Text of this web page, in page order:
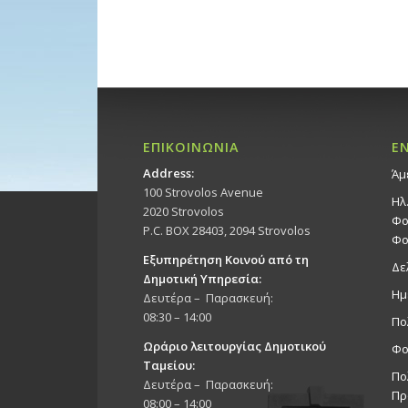
ΕΠΙΚΟΙΝΩΝΙΑ
Address:
100 Strovolos Avenue
2020 Strovolos
P.C. BOX 28403, 2094 Strovolos
Εξυπηρέτηση Κοινού από τη
Δημοτική Υπηρεσία:
Δευτέρα – Παρασκευή:
08:30 – 14:00
Ωράριο λειτουργίας Δημοτικού
Ταμείου:
Δευτέρα – Παρασκευή:
08:00 – 14:00